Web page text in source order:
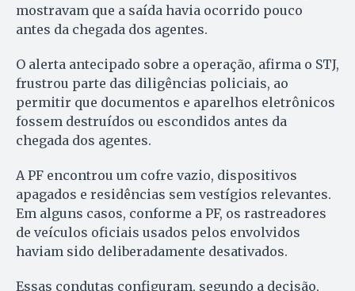
mostravam que a saída havia ocorrido pouco
antes da chegada dos agentes.
O alerta antecipado sobre a operação, afirma o STJ,
frustrou parte das diligências policiais, ao
permitir que documentos e aparelhos eletrônicos
fossem destruídos ou escondidos antes da
chegada dos agentes.
A PF encontrou um cofre vazio, dispositivos
apagados e residências sem vestígios relevantes.
Em alguns casos, conforme a PF, os rastreadores
de veículos oficiais usados pelos envolvidos
haviam sido deliberadamente desativados.
Essas condutas configuram, segundo a decisão,